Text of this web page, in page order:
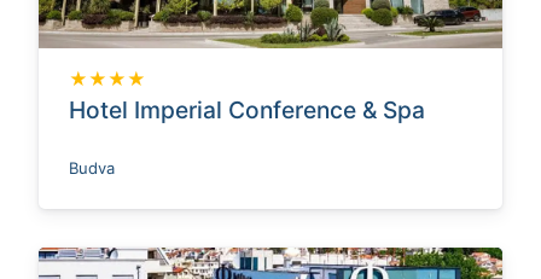
★★★★
Hotel Imperial Conference & Spa
Budva